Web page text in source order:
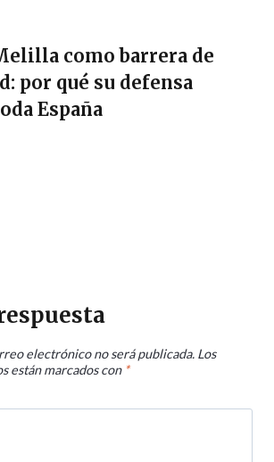
como barrera de
por qué su defensa
España
electrónico no será publicada. Los
están marcados con *